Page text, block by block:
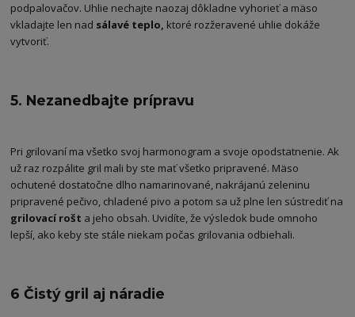
podpalovačov. Uhlie nechajte naozaj dôkladne vyhorieť a mäso
vkladajte len nad sálavé teplo, ktoré rozžeravené uhlie dokáže
vytvoriť.
5. Nezanedbajte prípravu
Pri grilovaní ma všetko svoj harmonogram a svoje opodstatnenie. Ak
už raz rozpálite gril mali by ste mať všetko pripravené. Mäso
ochutené dostatočne dlho namarinované, nakrájanú zeleninu
pripravené pečivo, chladené pivo a potom sa už plne len sústrediť na
grilovací rošt a jeho obsah. Uvidíte, že výsledok bude omnoho
lepší, ako keby ste stále niekam počas grilovania odbiehali.
6 Čistý gril aj náradie